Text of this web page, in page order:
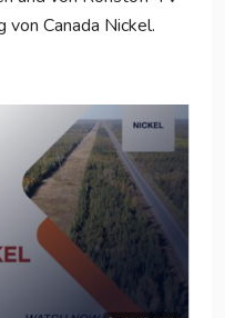
Canada Nickel.